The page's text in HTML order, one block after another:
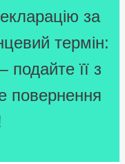
за
термін:
її з
повернення